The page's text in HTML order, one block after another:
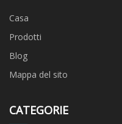
Casa
Prodotti
Blog
Mappa del sito
CATEGORIE